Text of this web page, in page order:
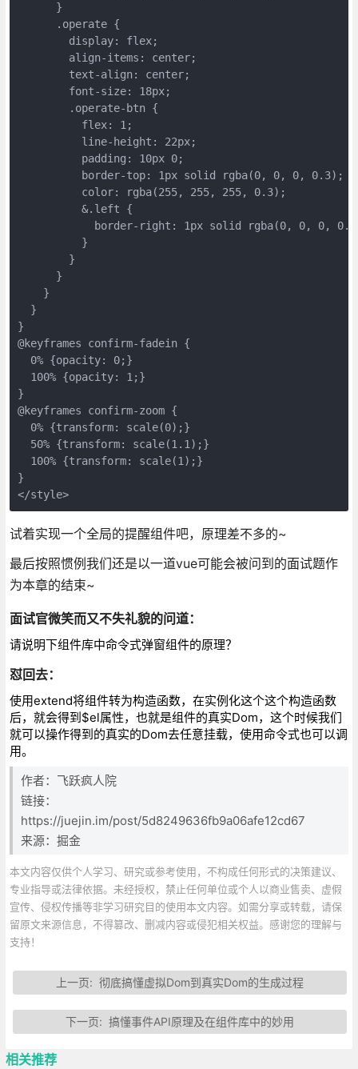
      }
      .operate {
        display: flex;
        align-items: center;
        text-align: center;
        font-size: 18px;
        .operate-btn {
          flex: 1;
          line-height: 22px;
          padding: 10px 0;
          border-top: 1px solid rgba(0, 0, 0, 0.3);
          color: rgba(255, 255, 255, 0.3);
          &.left {
border-right: 1px solid rgba(0, 0, 0,
          }
        }
      }
    }
  }
}
@keyframes confirm-fadein {
  0% {opacity: 0;}
  100% {opacity: 1;}
}
@keyframes confirm-zoom {
  0% {transform: scale(0);}
  50% {transform: scale(1.1);}
  100% {transform: scale(1);}
}
</style>
试着实现一个全局的提醒组件吧，原理差不多的~
最后按照惯例我们还是以一道vue可能会被问到的面试题作
为本章的结束~
面试官微笑而又不失礼貌的问道：
请说明下组件库中命令式弹窗组件的原理？
怼回去：
使用extend将组件转为构造函数，在实例化这个这个构造函数
后，就会得到$el属性，也就是组件的真实Dom，这个时候我们
就可以操作得到的真实的Dom去任意挂载，使用命令式也可以调
用。
作者：飞跃疯人院
链接：
https://juejin.im/post/5d8249636fb9a06afe12cd67
来源：掘金
本文内容仅供个人学习、研究或参考使用，不构成任何形式的决策建议、
专业指导或法律依据。未经授权，禁止任何单位或个人以商业售卖、虚假
宣传、侵权传播等非学习研究目的使用本文内容。如需分享或转载，请保
留原文来源信息，不得篡改、删减内容或侵犯相关权益。感谢您的理解与
支持！
上一页: 彻底搞懂虚拟Dom到真实Dom的生成过程
下一页: 搞懂事件API原理及在组件库中的妙用
相关推荐